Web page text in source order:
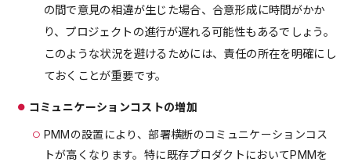
の間で意見の相違が生じた場合、合意形成に時間がかか
り、プロジェクトの進行が遅れる可能性もあるでしょう。
このような状況を避けるためには、責任の所在を明確にし
ておくことが重要です。
コミュニケーションコストの増加
PMMの設置により、部署横断のコミュニケーションコス
トが高くなります。特に既存プロダクトにおいてPMMを